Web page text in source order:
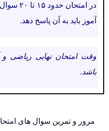
در
آموز باید به آن پاسخ دهد.
باشد.
مرور و تمرین سوال های